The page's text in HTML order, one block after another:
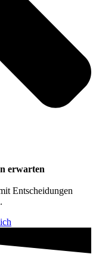
erwarten
Entscheidungen